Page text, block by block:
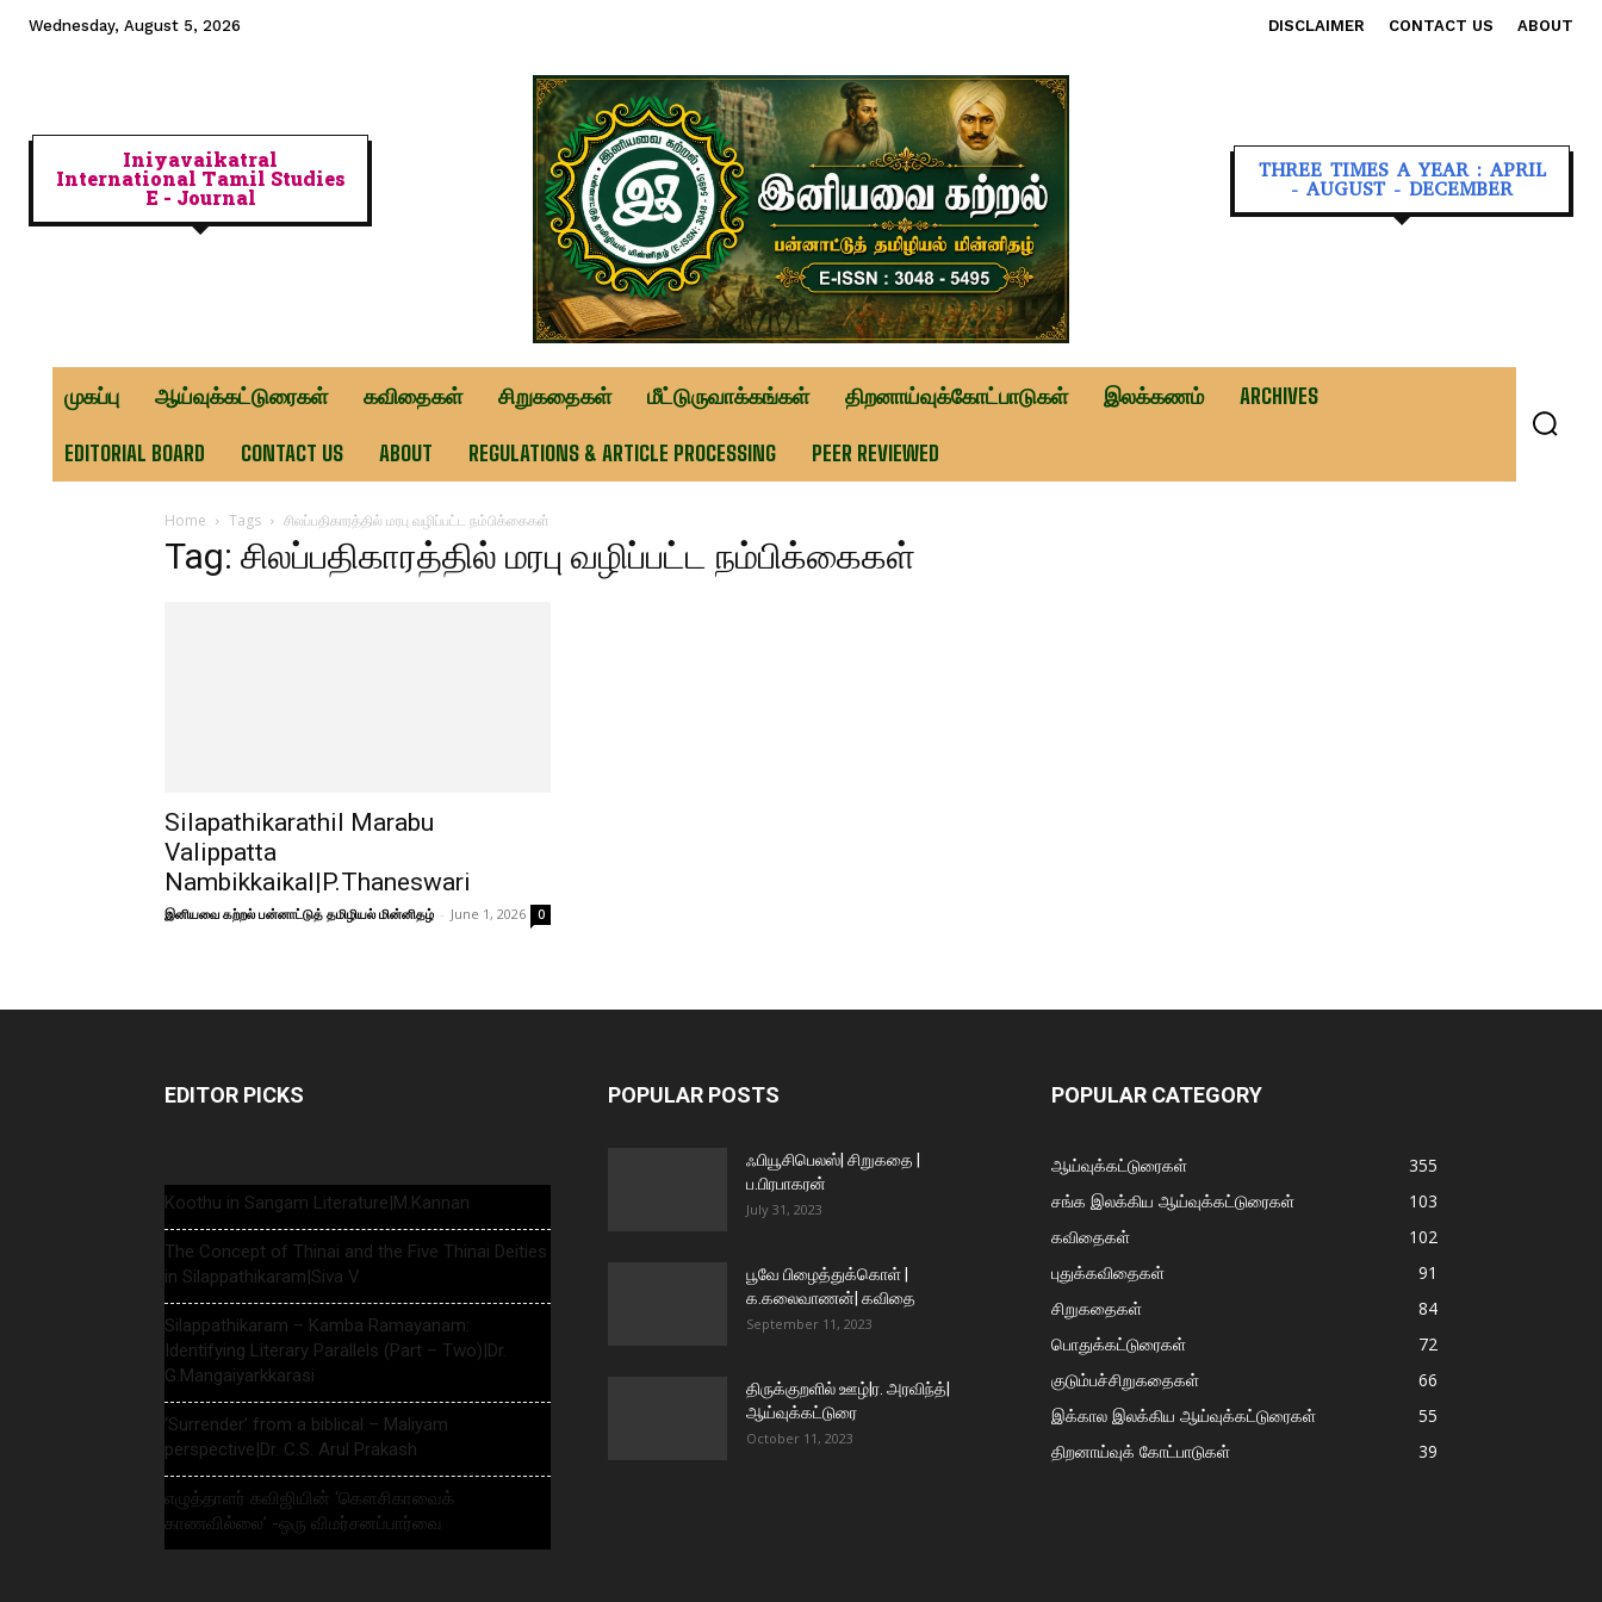
Wednesday, August 5, 2026 DISCLAIMER CONTACT US ABOUT
Iniyavaikatral
International Tamil Studies
E - Journal
THREE TIMES A YEAR : APRIL
- AUGUST - DECEMBER
முகப்பு ஆய்வுக்கட்டுரைகள் கவிதைகள் சிறுகதைகள் மீட்டுருவாக்கங்கள் திறனாய்வுக்கோட்பாடுகள் இலக்கணம் ARCHIVES
EDITORIAL BOARD CONTACT US ABOUT REGULATIONS & ARTICLE PROCESSING PEER REVIEWED
Home Tags சிலப்பதிகாரத்தில் மரபு வழிப்பட்ட நம்பிக்கைகள்
Tag: சிலப்பதிகாரத்தில் மரபு வழிப்பட்ட நம்பிக்கைகள்
Silapathikarathil Marabu
Valippatta
Nambikkaikal|P.Thaneswari
இனியவை கற்றல் பன்னாட்டுத் தமிழியல் மின்னிதழ் - June 1, 2026 0
EDITOR PICKS
Koothu in Sangam Literature|M.Kannan
The Concept of Thinai and the Five Thinai Deities
in Silappathikaram|Siva V
Silappathikaram – Kamba Ramayanam:
Identifying Literary Parallels (Part – Two)|Dr.
G.Mangaiyarkkarasi
‘Surrender’ from a biblical – Maliyam
perspective|Dr. C.S. Arul Prakash
எழுத்தாளர் கவிஜியின் ‘கௌசிகாவைக்
காணவில்லை’ -ஒரு விமர்சனப்பார்வை
POPULAR POSTS
ஃபியூசிபெலஸ்| சிறுகதை |
ப.பிரபாகரன்
July 31, 2023
பூவே பிழைத்துக்கொள் |
க.கலைவாணன்| கவிதை
September 11, 2023
திருக்குறளில் ஊழ்|ர. அரவிந்த்|
ஆய்வுக்கட்டுரை
October 11, 2023
POPULAR CATEGORY
ஆய்வுக்கட்டுரைகள்
355
சங்க இலக்கிய ஆய்வுக்கட்டுரைகள்
103
கவிதைகள்
102
புதுக்கவிதைகள்
91
சிறுகதைகள்
84
பொதுக்கட்டுரைகள்
72
குடும்பச்சிறுகதைகள்
66
இக்கால இலக்கிய ஆய்வுக்கட்டுரைகள்
55
திறனாய்வுக் கோட்பாடுகள்
39